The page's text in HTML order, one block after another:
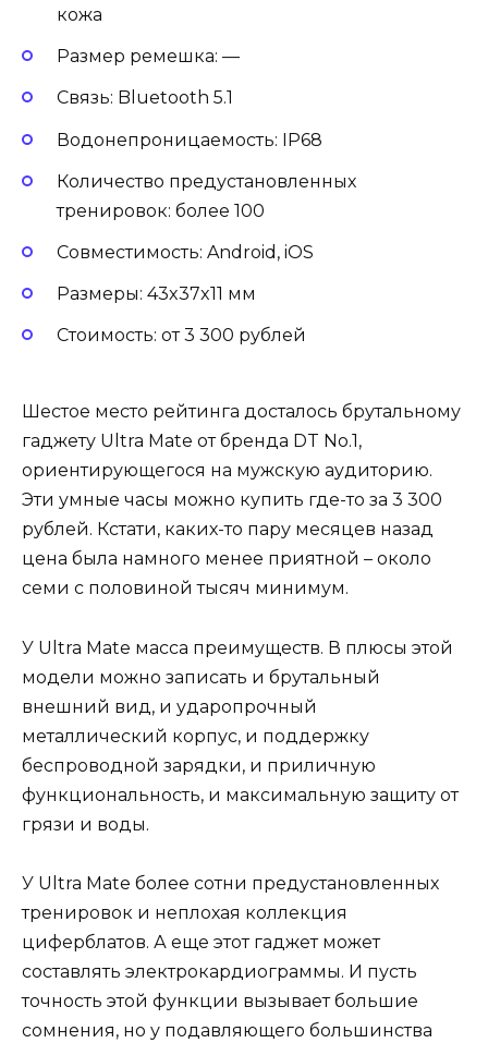
кожа
Размер ремешка: —
Связь: Bluetooth 5.1
Водонепроницаемость: IP68
Количество предустановленных
тренировок: более 100
Совместимость: Android, iOS
Размеры: 43x37x11 мм
Стоимость: от 3 300 рублей
Шестое место рейтинга досталось брутальному
гаджету Ultra Mate от бренда DT No.1,
ориентирующегося на мужскую аудиторию.
Эти умные часы можно купить где-то за 3 300
рублей. Кстати, каких-то пару месяцев назад
цена была намного менее приятной – около
семи с половиной тысяч минимум.
У Ultra Mate масса преимуществ. В плюсы этой
модели можно записать и брутальный
внешний вид, и ударопрочный
металлический корпус, и поддержку
беспроводной зарядки, и приличную
функциональность, и максимальную защиту от
грязи и воды.
У Ultra Mate более сотни предустановленных
тренировок и неплохая коллекция
циферблатов. А еще этот гаджет может
составлять электрокардиограммы. И пусть
точность этой функции вызывает большие
сомнения, но у подавляющего большинства